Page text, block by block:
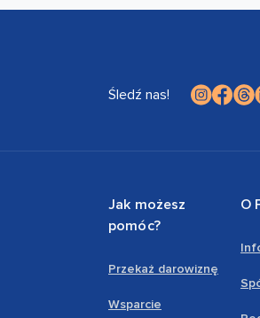
Śledź nas!
Jak możesz
pomóc?
Przekaż darowiznę
Wsparcie
O